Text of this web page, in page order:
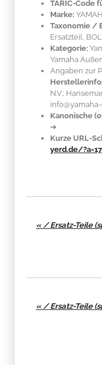
TARIC-Code
Marke:
Taxonomie /
Ersatzteil,
Kategorie:
Yamaha
Angaben zur
N.V.;
Kanonische
➔
Kurze URL-
yerd.de/
« / Ersatz-Teile
« / Ersatz-Teile